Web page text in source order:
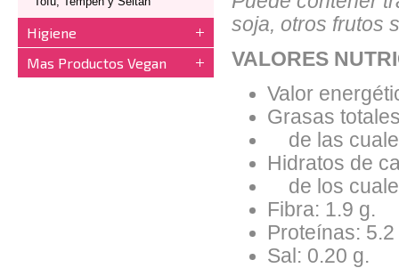
Higiene
Mas Productos Vegan
soja, otros frutos
VALORES
Valor
Grasas
de las
Hidratos de
de los
Fibra: 1.9 g.
Proteínas: 5.2
Sal: 0.20 g.